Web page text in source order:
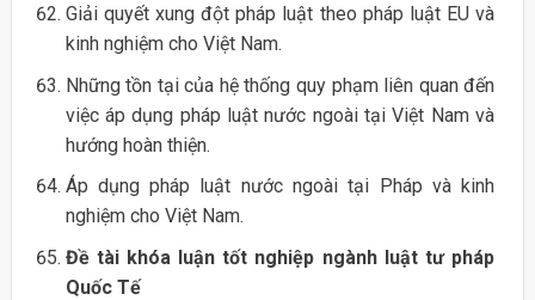
Giải quyết xung đột pháp luật theo pháp luật EU và
kinh nghiệm cho Việt Nam.
Những tồn tại của hệ thống quy phạm liên quan đến
việc áp dụng pháp luật nước ngoài tại Việt Nam và
hướng hoàn thiện.
Áp dụng pháp luật nước ngoài tại Pháp và kinh
nghiệm cho Việt Nam.
Đề tài khóa luận tốt nghiệp ngành luật tư pháp
Quốc Tế